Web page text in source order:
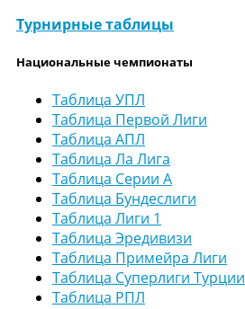
Турнирные таблицы
Национальные чемпионаты
Таблица УПЛ
Таблица Первой Лиги
Таблица АПЛ
Таблица Ла Лига
Таблица Серии А
Таблица Бундеслиги
Таблица Лиги 1
Таблица Эредивизи
Таблица Примейра Лиги
Таблица Суперлиги Турции
Таблица РПЛ